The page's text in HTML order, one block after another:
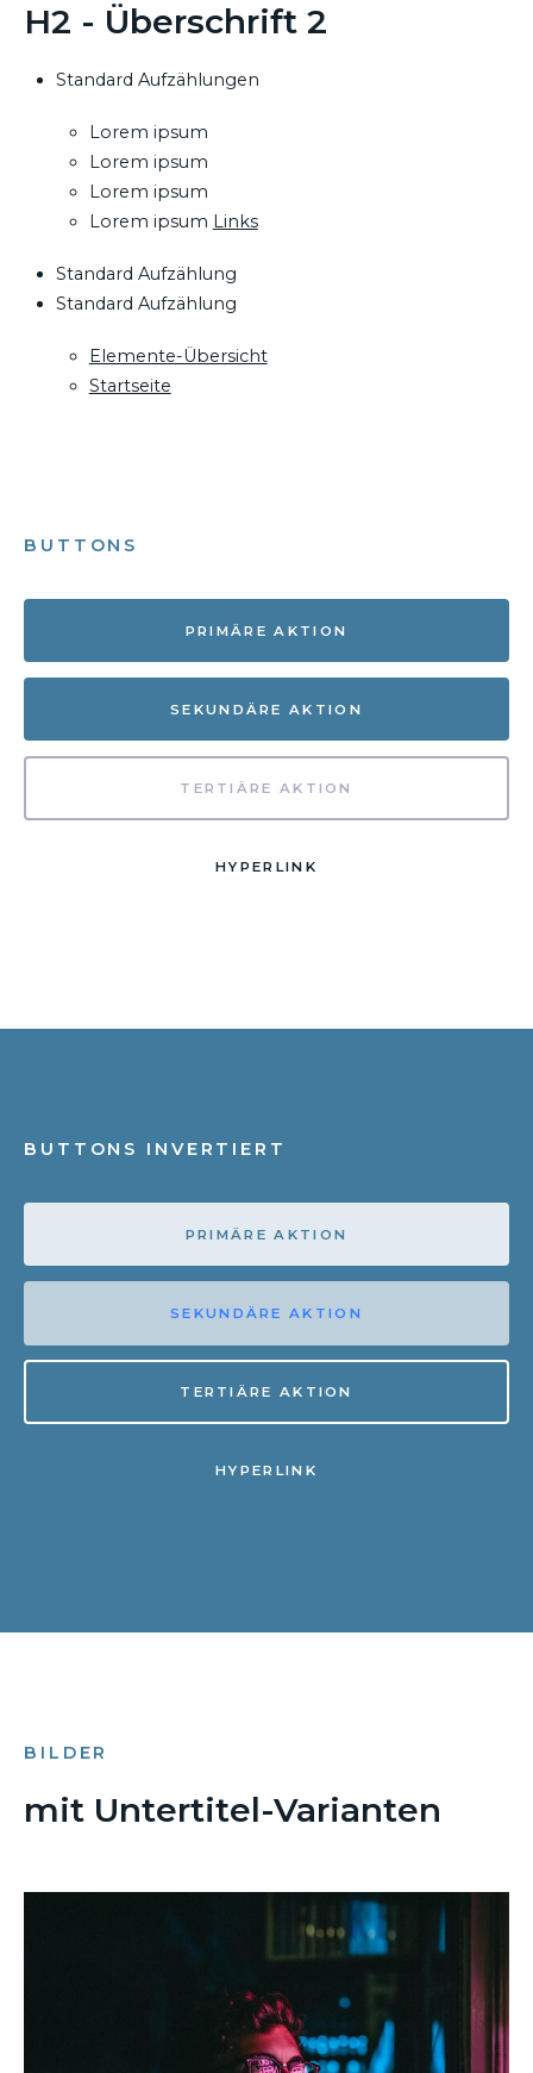
H2 - Überschrift 2
Standard Aufzählungen
Lorem ipsum
Lorem ipsum
Lorem ipsum
Lorem ipsum Links
Standard Aufzählung
Standard Aufzählung
Elemente-Übersicht
Startseite
BUTTONS
PRIMÄRE AKTION
SEKUNDÄRE AKTION
TERTIÄRE AKTION
HYPERLINK
BUTTONS INVERTIERT
PRIMÄRE AKTION
SEKUNDÄRE AKTION
TERTIÄRE AKTION
HYPERLINK
BILDER
mit Untertitel-Varianten